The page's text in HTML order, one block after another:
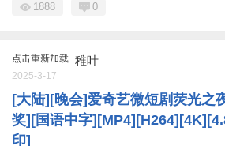
1888 0
点击重新加载 稚叶
2025-3-17
[大陆][晚会]爱奇艺微短剧荧光之
奖][国语中字
印]